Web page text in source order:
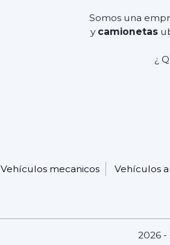
Somos una
y camionetas
¿
Vehículos mecanicos Vehículos
2026 -